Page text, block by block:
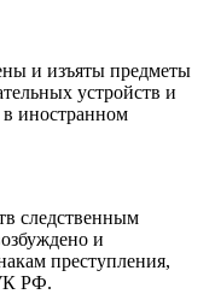
и изъяты предметы
устройств и
иностранном
следственным
и
преступления,
РФ.